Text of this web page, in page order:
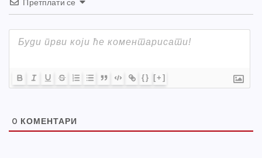
Претплати се
{} [+]
0 КОМЕНТАРИ